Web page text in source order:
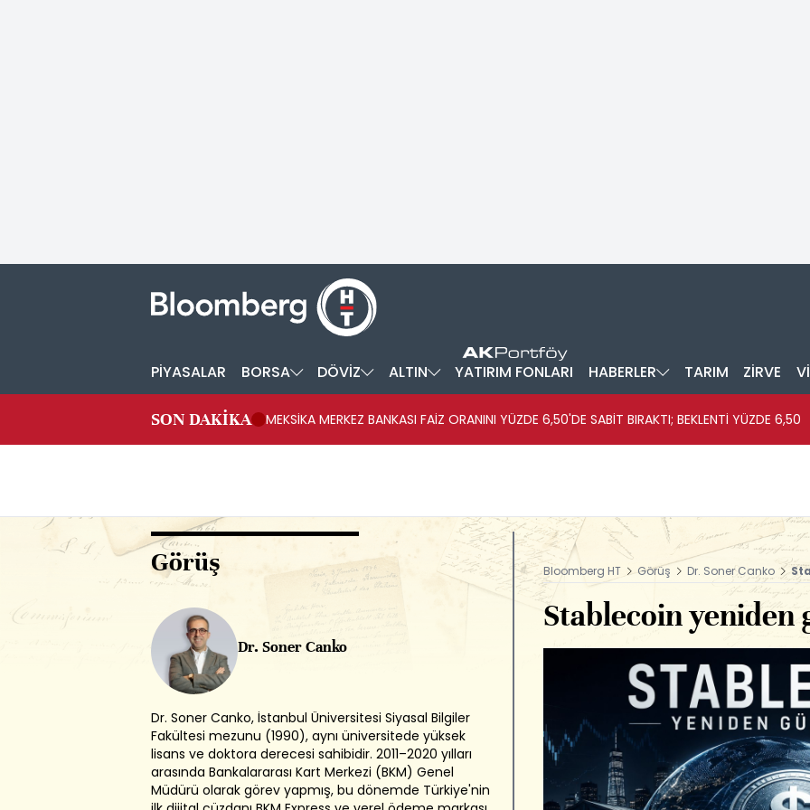
PİYASALAR BORSA DÖVİZ ALTIN YATIRIM FONLARI HABERLER TARIM ZİRVE
SON DAKİKA MEKSİKA MERKEZ BANKASI FAİZ ORANINI YÜZDE 6,50'DE SABİT BIRAKTI; BEKLENTİ YÜZDE 6,50
Görüş
Dr. Soner Canko
Dr. Soner Canko, İstanbul Üniversitesi Siyasal Bilgiler
Fakültesi mezunu (1990), aynı üniversitede yüksek
lisans ve doktora derecesi sahibidir. 2011–2020 yılları
arasında Bankalararası Kart Merkezi (BKM) Genel
Müdürü olarak görev yapmış, bu dönemde Türkiye'nin
Bloomberg HT Görüş Dr. Soner Canko
Stablecoin yeniden